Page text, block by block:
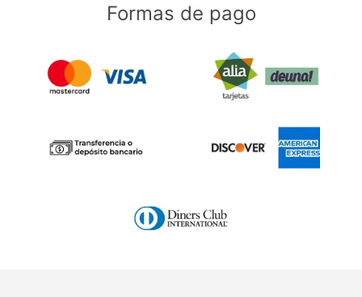
Formas de pago